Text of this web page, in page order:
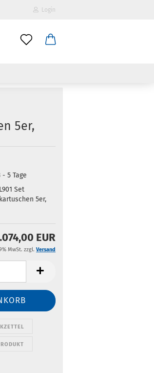
Login
5er,
- 5 Tage
Set
5er,
EUR
MwSt. zzgl. Versand